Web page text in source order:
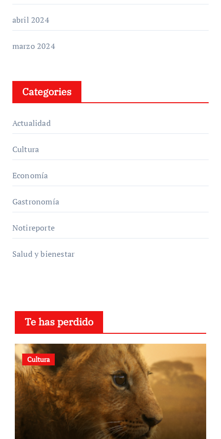
abril 2024
marzo 2024
Categories
Actualidad
Cultura
Economía
Gastronomía
Notireporte
Salud y bienestar
Te has perdido
Cultura